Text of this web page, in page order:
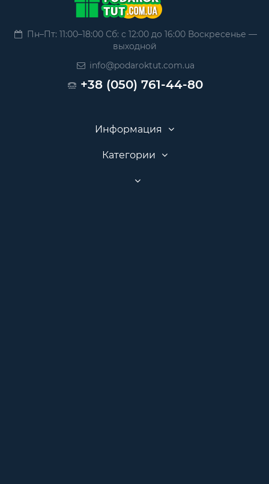
Пн–Пт: 11:00–18:00 Сб: с 12:00 до 16:00 Воскресенье —
выходной
info@podaroktut.com.ua
+38 (050) 761-44-80
Информация
Категории